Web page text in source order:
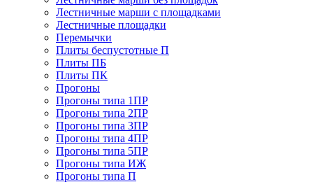
Лестничные марши с площадками
Лестничные площадки
Перемычки
Плиты беспустотные П
Плиты ПБ
Плиты ПК
Прогоны
Прогоны типа 1ПР
Прогоны типа 2ПР
Прогоны типа 3ПР
Прогоны типа 4ПР
Прогоны типа 5ПР
Прогоны типа ИЖ
Прогоны типа П